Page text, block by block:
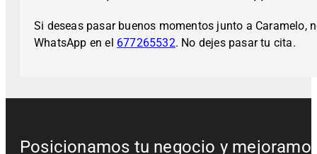
Si deseas pasar buenos momentos junto a Caramelo,
WhatsApp en el 677265532. No dejes pasar tu cita.
Posicionamos tu negocio y